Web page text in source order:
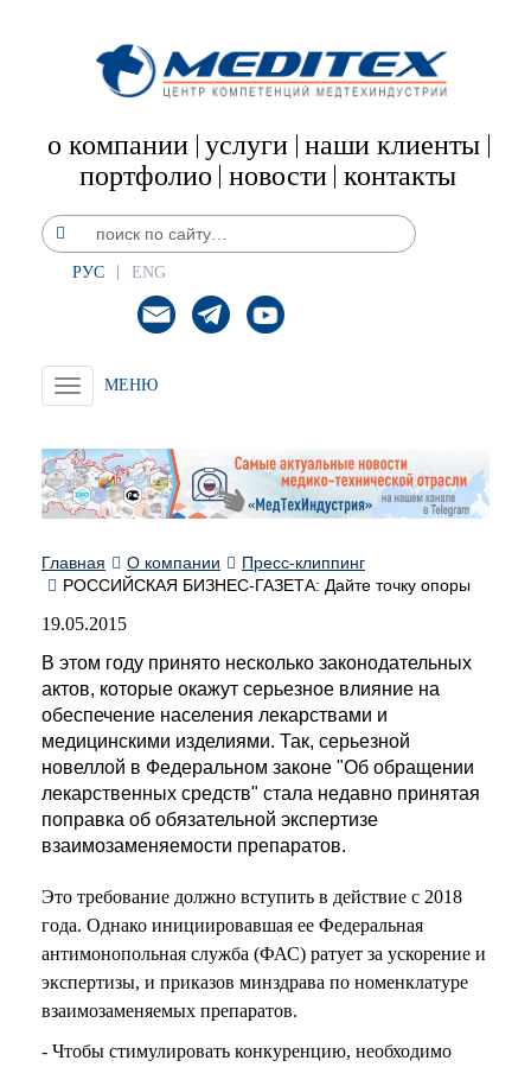
о компании услуги наши клиенты
портфолио новости контакты
РУС ENG
Toggle
navigation
Главная О компании
Пресс-клиппинг
РОССИЙСКАЯ БИЗНЕС-ГАЗЕТА: Дайте точку опоры
19.05.2015
В этом году принято несколько законодательных
актов, которые окажут серьезное влияние на
обеспечение населения лекарствами и
медицинскими изделиями. Так, серьезной
новеллой в Федеральном законе "Об обращении
лекарственных средств" стала недавно принятая
поправка об обязательной экспертизе
взаимозаменяемости препаратов.
Это требование должно вступить в действие с 2018
года. Однако инициировавшая ее Федеральная
антимонопольная служба (ФАС) ратует за ускорение и
экспертизы, и приказов минздрава по номенклатуре
взаимозаменяемых препаратов.
- Чтобы стимулировать конкуренцию, необходимо